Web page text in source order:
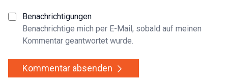
Benachrichtigungen
Benachrichtige mich per E-Mail, sobald auf meinen
Kommentar geantwortet wurde.
Kommentar absenden